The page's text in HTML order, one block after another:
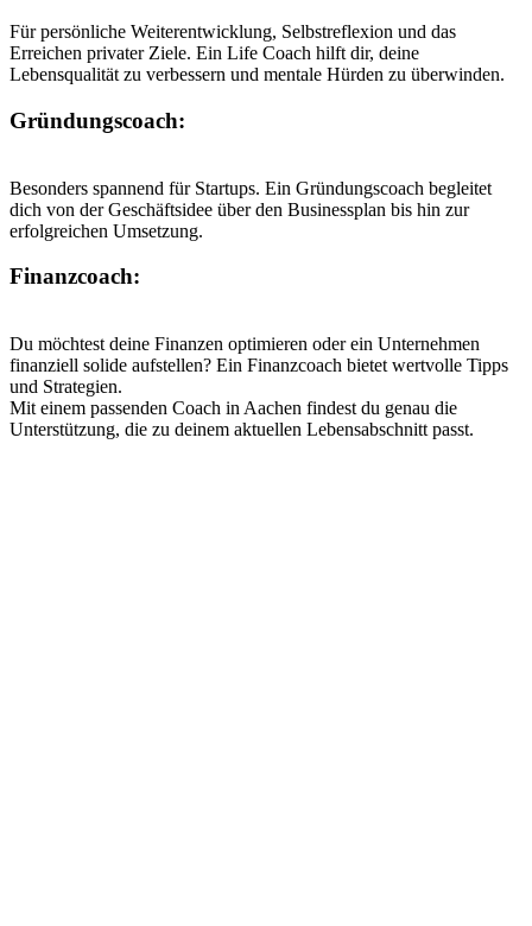
Für persönliche Weiterentwicklung, Selbstreflexion und das
Erreichen privater Ziele. Ein Life Coach hilft dir, deine
Lebensqualität zu verbessern und mentale Hürden zu überwinden.
Gründungscoach:
Besonders spannend für Startups. Ein Gründungscoach begleitet
dich von der Geschäftsidee über den Businessplan bis hin zur
erfolgreichen Umsetzung.
Finanzcoach:
Du möchtest deine Finanzen optimieren oder ein Unternehmen
finanziell solide aufstellen? Ein Finanzcoach bietet wertvolle Tipps
und Strategien.
Mit einem passenden Coach in Aachen findest du genau die
Unterstützung, die zu deinem aktuellen Lebensabschnitt passt.